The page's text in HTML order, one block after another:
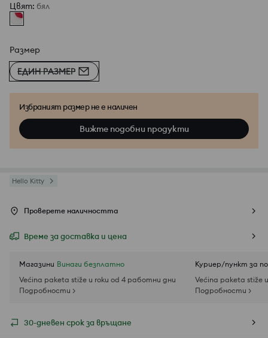
Цвят: бял
Размер
ЕДИН РАЗМЕР
Избраният размер не е наличен
Вижте подобни продукти
Hello Kitty
Проверете наличността
Време за доставка и цена
Магазини Винаги безплатно
Većina paketa stiže u roku od 4 работни дни
Подробности >
Куриер/пункт за
Većina paketa stiže
Подробности >
30-дневен срок за връщане